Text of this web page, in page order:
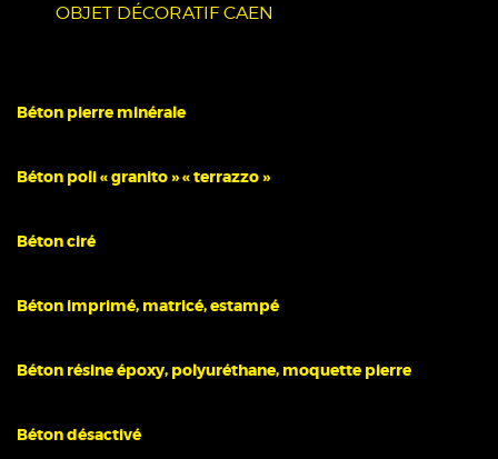
OBJET DÉCORATIF CAEN
Béton pierre minérale
Béton poli « granito » « terrazzo »
Béton ciré
Béton imprimé, matricé, estampé
Béton résine époxy, polyuréthane, moquette pierre
Béton désactivé